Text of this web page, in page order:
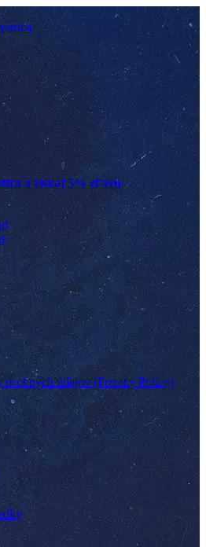
a získaj 5% zľavu
osobných údajov (Privacy Policy)